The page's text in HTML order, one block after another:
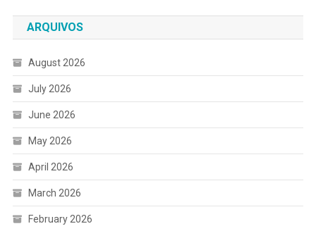
ARQUIVOS
August 2026
July 2026
June 2026
May 2026
April 2026
March 2026
February 2026